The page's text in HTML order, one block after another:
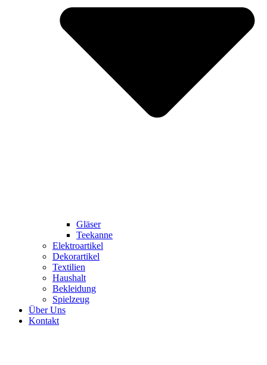
Gläser
Teekanne
Elektroartikel
Dekorartikel
Textilien
Haushalt
Bekleidung
Spielzeug
Über Uns
Kontakt